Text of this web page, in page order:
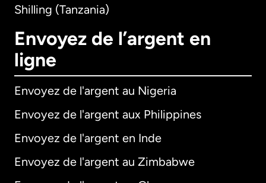
Shilling (Tanzania)
Envoyez de l’argent en
ligne
Envoyez de l'argent au Nigeria
Envoyez de l'argent aux Philippines
Envoyez de l'argent en Inde
Envoyez de l'argent au Zimbabwe